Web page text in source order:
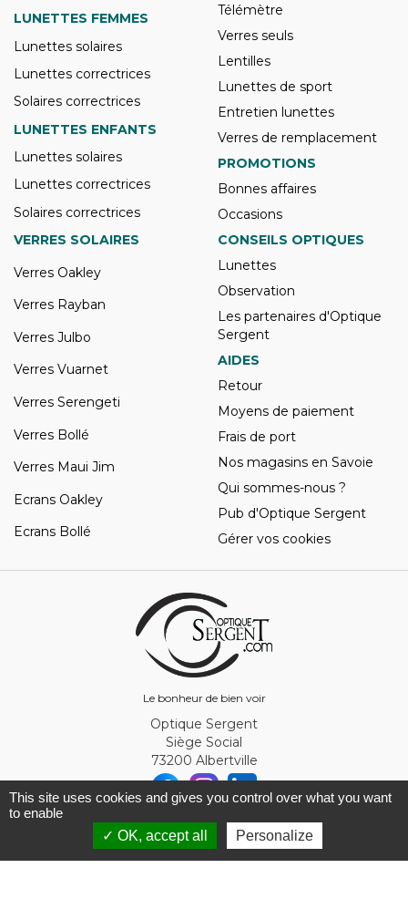
Filtrer
Le bonheur de bien voir
LUNETTES FEMMES
Lunettes solaires
Lunettes correctrices
Solaires correctrices
LUNETTES ENFANTS
Lunettes solaires
Lunettes correctrices
Solaires correctrices
Télémètre
Verres seuls
Lentilles
Lunettes de sport
Entretien lunettes
Verres de remplacement
PROMOTIONS
Bonnes affaires
Occasions
VERRES SOLAIRES
Verres Oakley
Verres Rayban
Verres Julbo
Verres Vuarnet
Verres Serengeti
Verres Bollé
Verres Maui Jim
Ecrans Oakley
Ecrans Bollé
CONSEILS OPTIQUES
Lunettes
Observation
Les partenaires d'Optique
Sergent
AIDES
Retour
Moyens de paiement
Frais de port
Nos magasins en Savoie
Qui sommes-nous ?
Pub d'Optique Sergent
Gérer vos cookies
Optique Sergent
Siège Social
73200 Albertville
© Optique Sergent 2026 - SIRET 32993919300010
This site uses cookies and gives you control over what you want
to enable
✓ OK, accept all
Personalize